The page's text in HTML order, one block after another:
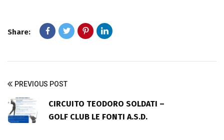
Share:
PREVIOUS POST
CIRCUITO TEODORO SOLDATI –
GOLF CLUB LE FONTI A.S.D.